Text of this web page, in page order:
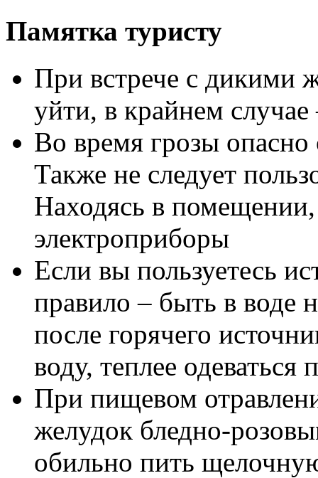
Памятка туристу
При встрече с дикими
уйти, в крайнем
Во время грозы опасно
Также не следует
Находясь в
электроприборы
Если вы пользуетесь
правило – быть в воде
после горячего
воду, теплее одеваться
При пищевом
желудок бледно-
обильно пить